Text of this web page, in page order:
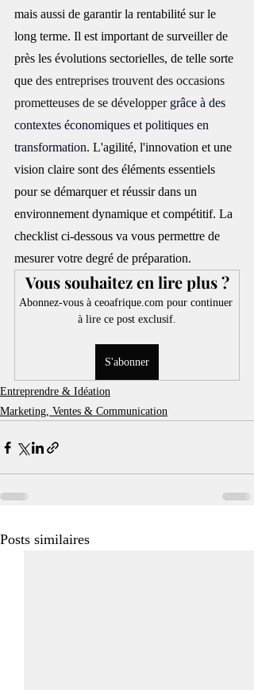
mais aussi de garantir la rentabilité sur le
long terme. Il est important de surveiller de
près les évolutions sectorielles, de telle sorte
que des entreprises trouvent des occasions
prometteuses de se développer grâce à des
contextes économiques et politiques en
transformation. L'agilité, l'innovation et une
vision claire sont des éléments essentiels
pour se démarquer et réussir dans un
environnement dynamique et compétitif. La
checklist ci-dessous va vous permettre de
mesurer votre degré de préparation.
Vous souhaitez en lire plus ?
Abonnez-vous à ceoafrique.com pour continuer
à lire ce post exclusif.
S'abonner
Entreprendre & Idéation
Marketing, Ventes & Communication
Posts similaires